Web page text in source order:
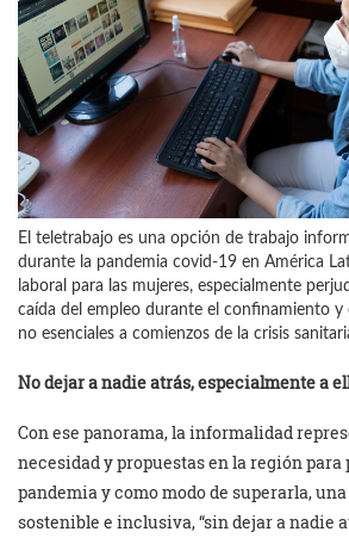
El teletrabajo es una opción de trabajo
durante la pandemia covid-19 en América
laboral para las mujeres, especialmente
caída del empleo durante el confinamiento y
no esenciales a comienzos de la crisis
No dejar a nadie atrás, especialmente a
Con ese panorama, la informalidad
necesidad y propuestas en la región para
pandemia y como modo de superarla,
sostenible e inclusiva, “sin dejar a nadie